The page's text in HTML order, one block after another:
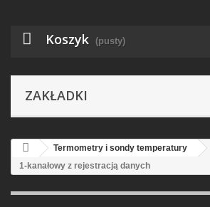
Koszyk (pusty)
ZAKŁADKI
Termometry i sondy temperatury
1-kanałowy z rejestracją danych